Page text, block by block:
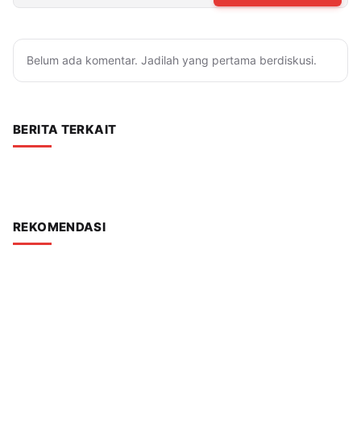
Belum ada komentar. Jadilah yang pertama berdiskusi.
BERITA TERKAIT
REKOMENDASI